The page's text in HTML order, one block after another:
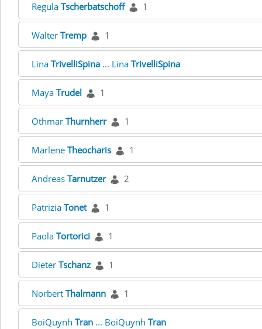
Regula Tscherbatschoff 1
Walter Tremp 1
Lina TrivelliSpina ... Lina TrivelliSpina
Maya Trudel 1
Othmar Thurnherr 1
Marlene Theocharis 1
Andreas Tarnutzer 2
Patrizia Tonet 1
Paola Tortorici 1
Dieter Tschanz 1
Norbert Thalmann 1
BoiQuynh Tran ... BoiQuynh Tran